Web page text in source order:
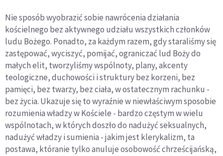
Nie sposób wyobrazić sobie nawrócenia działania
kościelnego bez aktywnego udziału wszystkich członków
ludu Bożego. Ponadto, za każdym razem, gdy staraliśmy się
zastępować, wyciszyć, pomijać, ograniczać lud Boży do
małych elit, tworzyliśmy wspólnoty, plany, akcenty
teologiczne, duchowości i struktury bez korzeni, bez
pamięci, bez twarzy, bez ciała, w ostatecznym rachunku -
bez życia. Ukazuje się to wyraźnie w niewłaściwym sposobie
rozumienia władzy w Kościele - bardzo częstym w wielu
wspólnotach, w których doszło do nadużyć seksualnych,
nadużyć władzy i sumienia - jakim jest klerykalizm, ta
postawa, któranie tylko anuluje osobowość chrześcijańską,